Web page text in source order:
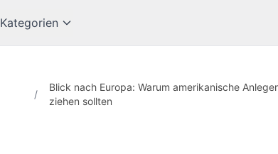
Kategorien
/
Blick nach Europa: Warum amerikanische
ziehen sollten